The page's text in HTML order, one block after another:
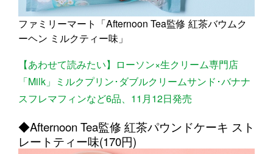
ファミリーマート「Afternoon Tea監修 紅茶バウムク
ーヘン ミルクティー味」
【あわせて読みたい】ローソン×生クリーム専門店
「Milk」ミルクプリン･ダブルクリームサンド･バナナ
スフレマフィンなど6品、11月12日発売
◆Afternoon Tea監修 紅茶パウンドケーキ スト
レートティー味(170円)